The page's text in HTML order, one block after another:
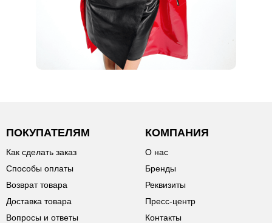
ПОКУПАТЕЛЯМ
Как сделать заказ
Способы оплаты
Возврат товара
Доставка товара
Вопросы и ответы
КОМПАНИЯ
О нас
Бренды
Реквизиты
Пресс-центр
Контакты